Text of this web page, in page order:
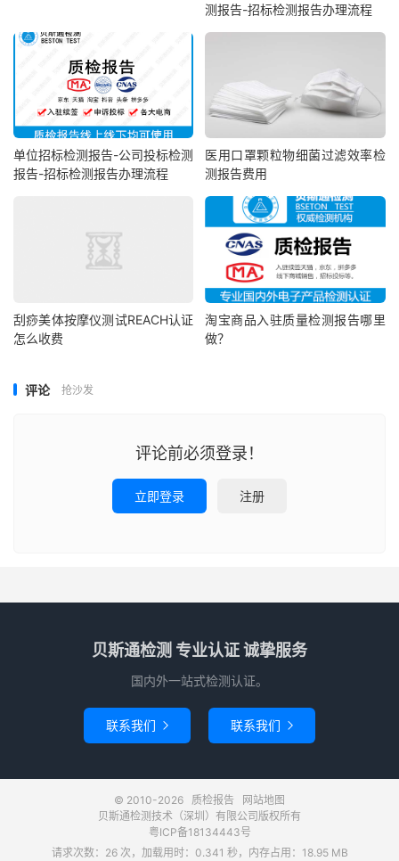
测报告-招标检测报告办理流程
单位招标检测报告-公司投标检测
报告-招标检测报告办理流程
医用口罩颗粒物细菌过滤效率检
测报告费用
刮痧美体按摩仪测试REACH认证
怎么收费
淘宝商品入驻质量检测报告哪里
做？
评论 抢沙发
评论前必须登录！
立即登录 注册
贝斯通检测 专业认证 诚挚服务
国内外一站式检测认证。
联系我们  联系我们 
© 2010-2026 质检报告
网站地图
贝斯通检测技术（深圳）有限公司版权所有
粤ICP备18134443号
请求次数：26 次，加载用时：0.341 秒，内存占用：18.95 MB